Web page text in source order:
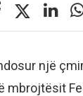
një
mbrojtësit